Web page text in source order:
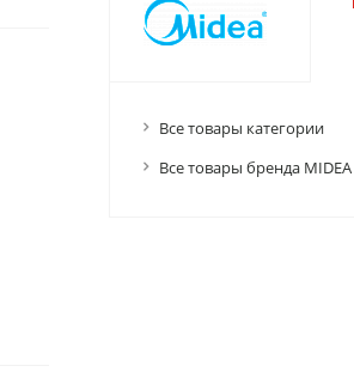
Все товары категории
Все товары бренда MIDEA